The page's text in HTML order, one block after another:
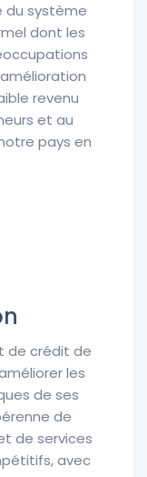
du système
dont les
revenu
et au
pays en
de crédit de
les
de ses
de
de services
avec